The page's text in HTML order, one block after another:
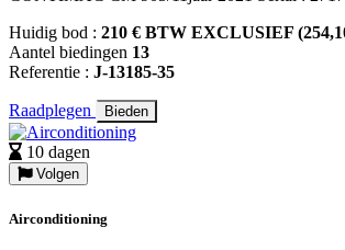
Huidig bod : 210 € BTW EXCLUSIEF
Aantel biedingen 13
Referentie : J-13185-35
Raadplegen Bieden
10 dagen
Volgen
Airconditioning